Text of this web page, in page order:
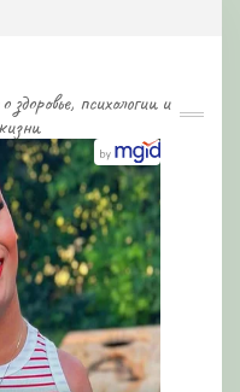
психологии и